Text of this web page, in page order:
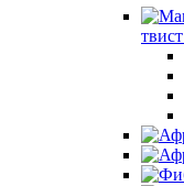
твист